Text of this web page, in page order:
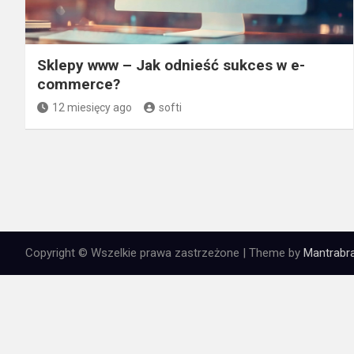
Sklepy www – Jak odnieść sukces w e-
commerce?
12 miesięcy ago softi
Copyright © Wszelkie prawa zastrzeżone | Theme by